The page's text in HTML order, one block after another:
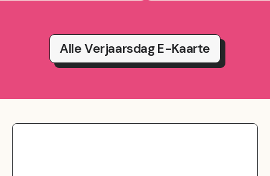
Alle Verjaarsdag E-Kaarte